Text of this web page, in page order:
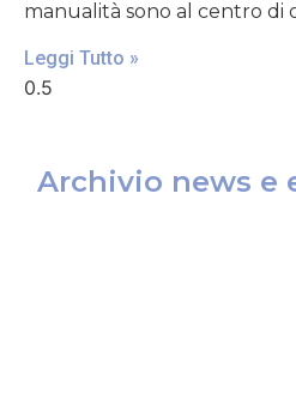
manualità sono al centro di
Leggi Tutto »
Archivio news e